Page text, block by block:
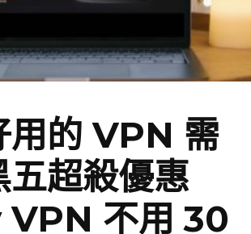
用的 VPN 需
五超殺優惠
不用 30